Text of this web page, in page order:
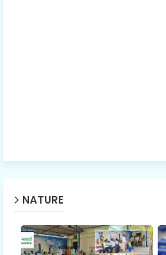
NATURE